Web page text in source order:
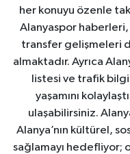
her konuyu özenle
Alanyaspor haberleri,
transfer gelişmeleri
almaktadır. Ayrıca
listesi ve trafik
yaşamını
ulaşabilirsiniz.
Alanya’nın kültürel,
sağlamayı hedefliyor;